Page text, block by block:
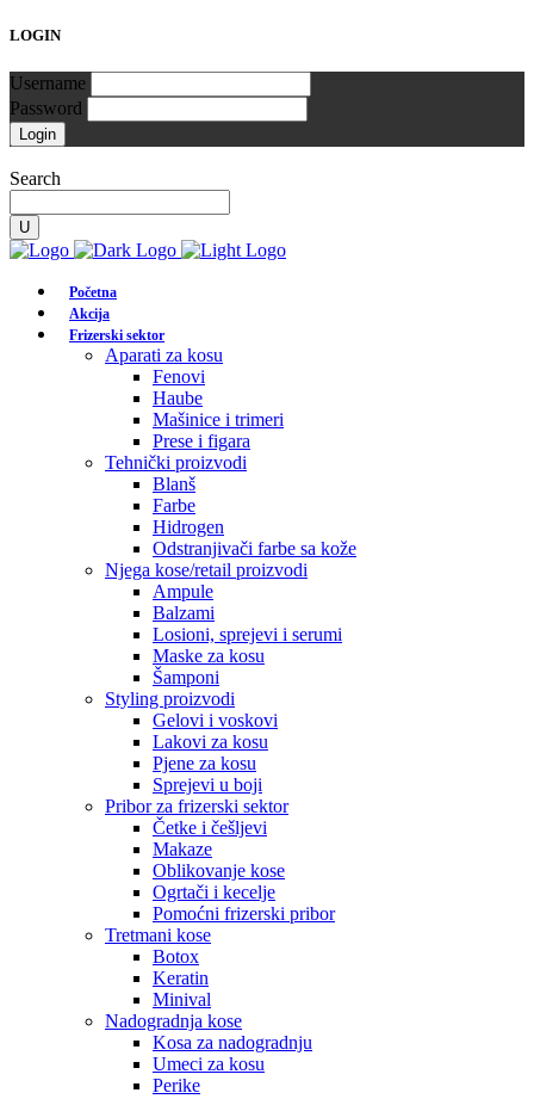
LOGIN
Username
Password
Search
Početna
Akcija
Frizerski sektor
Aparati za kosu
Fenovi
Haube
Mašinice i trimeri
Prese i figara
Tehnički proizvodi
Blanš
Farbe
Hidrogen
Odstranjivači farbe sa kože
Njega kose/retail proizvodi
Ampule
Balzami
Losioni, sprejevi i serumi
Maske za kosu
Šamponi
Styling proizvodi
Gelovi i voskovi
Lakovi za kosu
Pjene za kosu
Sprejevi u boji
Pribor za frizerski sektor
Četke i češljevi
Makaze
Oblikovanje kose
Ogrtači i kecelje
Pomoćni frizerski pribor
Tretmani kose
Botox
Keratin
Minival
Nadogradnja kose
Kosa za nadogradnju
Umeci za kosu
Perike